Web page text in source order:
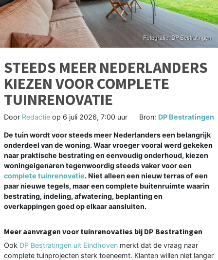
STEEDS MEER NEDERLANDERS
KIEZEN VOOR COMPLETE
TUINRENOVATIE
Door Redactie op 6 juli 2026, 7:00 uur Bron: DP Bestratingen
De tuin wordt voor steeds meer Nederlanders een belangrijk
onderdeel van de woning. Waar vroeger vooral werd gekeken
naar praktische bestrating en eenvoudig onderhoud, kiezen
woningeigenaren tegenwoordig steeds vaker voor een
complete tuinrenovatie. Niet alleen een nieuw terras of een
paar nieuwe tegels, maar een complete buitenruimte waarin
bestrating, indeling, afwatering, beplanting en
overkappingen goed op elkaar aansluiten.
Meer aanvragen voor tuinrenovaties bij DP Bestratingen
Ook DP Bestratingen uit Eindhoven merkt dat de vraag naar
complete tuinprojecten sterk toeneemt. Klanten willen niet langer